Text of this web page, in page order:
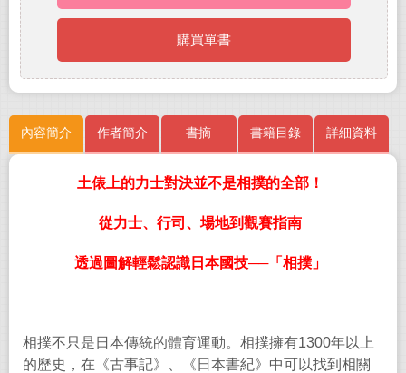
購買單書
內容簡介 作者簡介 書摘 書籍目錄 詳細資料
土俵上的力士對決並不是相撲的全部！
從力士、行司、場地到觀賽指南
透過圖解輕鬆認識日本國技──「相撲」
相撲不只是日本傳統的體育運動。相撲擁有1300年以上
的歷史，在《古事記》、《日本書紀》中可以找到相關